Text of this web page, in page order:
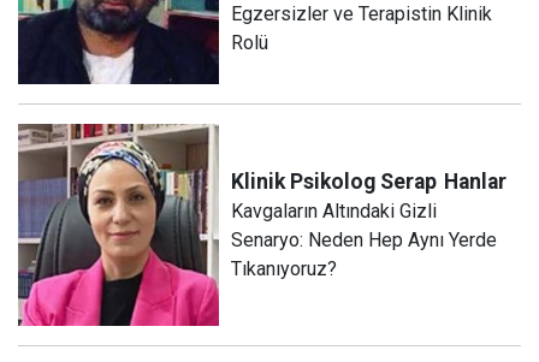
Egzersizler ve Terapistin Klinik
Rolü
Klinik Psikolog Serap Hanlar
Kavgaların Altındaki Gizli
Senaryo: Neden Hep Aynı Yerde
Tıkanıyoruz?